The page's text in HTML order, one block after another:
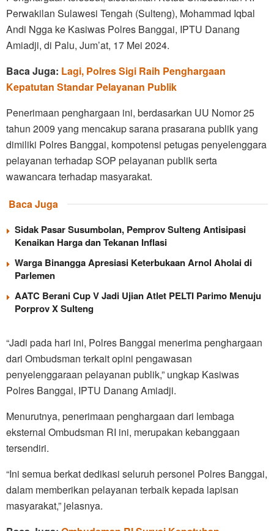
Perwakilan Sulawesi Tengah (Sulteng), Mohammad Iqbal
Andi Ngga ke Kasiwas Polres Banggai, IPTU Danang
Amiadji, di Palu, Jum’at, 17 Mei 2024.
Baca Juga: Lagi, Polres Sigi Raih Penghargaan
Kepatutan Standar Pelayanan Publik
Penerimaan penghargaan ini, berdasarkan UU Nomor 25
tahun 2009 yang mencakup sarana prasarana publik yang
dimiliki Polres Banggai, kompotensi petugas penyelenggara
pelayanan terhadap SOP pelayanan publik serta
wawancara terhadap masyarakat.
Baca Juga
Sidak Pasar Susumbolan, Pemprov Sulteng Antisipasi
Kenaikan Harga dan Tekanan Inflasi
Warga Binangga Apresiasi Keterbukaan Arnol Aholai di
Parlemen
AATC Berani Cup V Jadi Ujian Atlet PELTI Parimo Menuju
Porprov X Sulteng
“Jadi pada hari ini, Polres Banggai menerima penghargaan
dari Ombudsman terkait opini pengawasan
penyelenggaraan pelayanan publik,” ungkap Kasiwas
Polres Banggai, IPTU Danang Amiadji.
Menurutnya, penerimaan penghargaan dari lembaga
eksternal Ombudsman RI ini, merupakan kebanggaan
tersendiri.
“Ini semua berkat dedikasi seluruh personel Polres Banggai,
dalam memberikan pelayanan terbaik kepada lapisan
masyarakat,” jelasnya.